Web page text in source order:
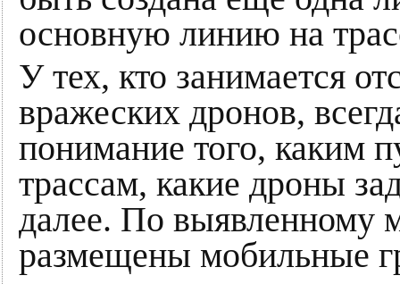
основную линию на
У тех, кто занимается
вражеских дронов,
понимание того, каким
трассам, какие дроны
далее. По выявленному
размещены мобильные